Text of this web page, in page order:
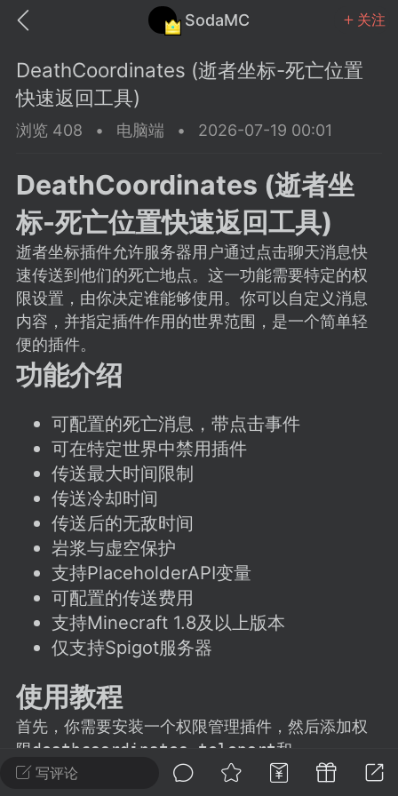
SodaMC 关注
中文社区 SodaMC
教程 材质 社区
潮涌核心
11-27 02:06
电脑端
社区的建议&反馈板块，欢迎每
在这里畅所欲言，提出你对 社区功能、
、管理方式等方面 的任何想法！...
11 5.9k
潮涌核心
永久赞助者
24 23:37
电脑端 整合包分享
反馈你遇到的问题 以及 你期望的功能等
不方便可尝试通过邮箱与作者进行反馈
写评论
DeathCoordinates (逝者坐标-死亡位置
快速返回工具)
浏览 408 • 电脑端 • 2026-07-19 00:01
DeathCoordinates (逝者坐
标-死亡位置快速返回工具)
逝者坐标插件允许服务器用户通过点击聊天消息快
速传送到他们的死亡地点。这一功能需要特定的权
限设置，由你决定谁能够使用。你可以自定义消息
内容，并指定插件作用的世界范围，是一个简单轻
便的插件。
功能介绍
可配置的死亡消息，带点击事件
可在特定世界中禁用插件
传送最大时间限制
传送冷却时间
传送后的无敌时间
岩浆与虚空保护
支持PlaceholderAPI变量
可配置的传送费用
支持Minecraft 1.8及以上版本
仅支持Spigot服务器
使用教程
首先，你需要安装一个权限管理插件，然后添加权
限deathcoordinates.teleport和
deathcoordinates.message
给指定的用户组。